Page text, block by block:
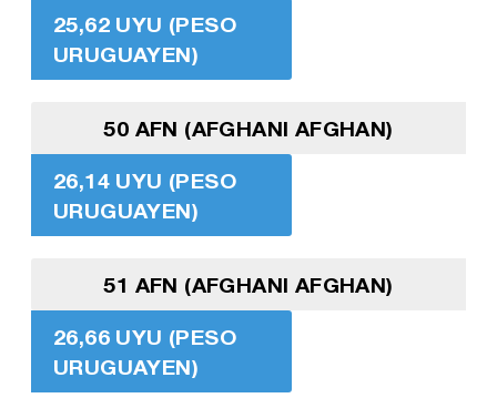
25,62 UYU (PESO
URUGUAYEN)
50 AFN (AFGHANI AFGHAN)
26,14 UYU (PESO
URUGUAYEN)
51 AFN (AFGHANI AFGHAN)
26,66 UYU (PESO
URUGUAYEN)